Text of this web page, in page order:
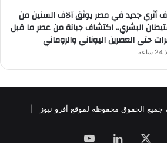
جديد في مصر يوثق آلاف السنين من
البشري.. اكتشاف جبانة من عصر ما قبل
حتى العصرين اليوناني والروماني
فيسبوك لينكدإن